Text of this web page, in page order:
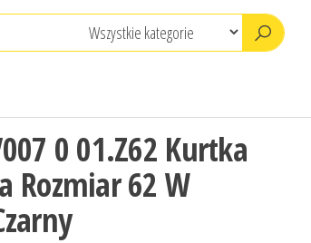
0 01.Z62 Kurtka
Rozmiar 62 W